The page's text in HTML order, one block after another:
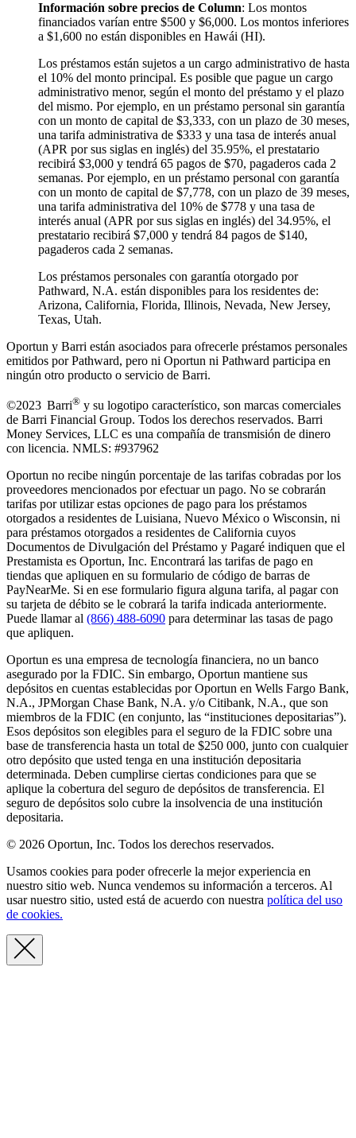
Información sobre precios de Column: Los montos
financiados varían entre $500 y $6,000. Los montos inferiores
a $1,600 no están disponibles en Hawái (HI).
Los préstamos están sujetos a un cargo administrativo de hasta
el 10% del monto principal. Es posible que pague un cargo
administrativo menor, según el monto del préstamo y el plazo
del mismo. Por ejemplo, en un préstamo personal sin garantía
con un monto de capital de $3,333, con un plazo de 30 meses,
una tarifa administrativa de $333 y una tasa de interés anual
(APR por sus siglas en inglés) del 35.95%, el prestatario
recibirá $3,000 y tendrá 65 pagos de $70, pagaderos cada 2
semanas. Por ejemplo, en un préstamo personal con garantía
con un monto de capital de $7,778, con un plazo de 39 meses,
una tarifa administrativa del 10% de $778 y una tasa de
interés anual (APR por sus siglas en inglés) del 34.95%, el
prestatario recibirá $7,000 y tendrá 84 pagos de $140,
pagaderos cada 2 semanas.
Los préstamos personales con garantía otorgado por
Pathward, N.A. están disponibles para los residentes de:
Arizona, California, Florida, Illinois, Nevada, New Jersey,
Texas, Utah.
Oportun y Barri están asociados para ofrecerle préstamos personales
emitidos por Pathward, pero ni Oportun ni Pathward participa en
ningún otro producto o servicio de Barri.
©2023 Barri® y su logotipo característico, son marcas comerciales
de Barri Financial Group. Todos los derechos reservados. Barri
Money Services, LLC es una compañía de transmisión de dinero
con licencia. NMLS: #937962
Oportun no recibe ningún porcentaje de las tarifas cobradas por los
proveedores mencionados por efectuar un pago. No se cobrarán
tarifas por utilizar estas opciones de pago para los préstamos
otorgados a residentes de Luisiana, Nuevo México o Wisconsin, ni
para préstamos otorgados a residentes de California cuyos
Documentos de Divulgación del Préstamo y Pagaré indiquen que el
Prestamista es Oportun, Inc. Encontrará las tarifas de pago en
tiendas que apliquen en su formulario de código de barras de
PayNearMe. Si en ese formulario figura alguna tarifa, al pagar con
su tarjeta de débito se le cobrará la tarifa indicada anteriormente.
Puede llamar al (866) 488-6090 para determinar las tasas de pago
que apliquen.
Oportun es una empresa de tecnología financiera, no un banco
asegurado por la FDIC. Sin embargo, Oportun mantiene sus
depósitos en cuentas establecidas por Oportun en Wells Fargo Bank,
N.A., JPMorgan Chase Bank, N.A. y/o Citibank, N.A., que son
miembros de la FDIC (en conjunto, las “instituciones depositarias”).
Esos depósitos son elegibles para el seguro de la FDIC sobre una
base de transferencia hasta un total de $250 000, junto con cualquier
otro depósito que usted tenga en una institución depositaria
determinada. Deben cumplirse ciertas condiciones para que se
aplique la cobertura del seguro de depósitos de transferencia. El
seguro de depósitos solo cubre la insolvencia de una institución
depositaria.
© 2026 Oportun, Inc. Todos los derechos reservados.
Usamos cookies para poder ofrecerle la mejor experiencia en
nuestro sitio web. Nunca vendemos su información a terceros. Al
usar nuestro sitio, usted está de acuerdo con nuestra política del uso
de cookies.